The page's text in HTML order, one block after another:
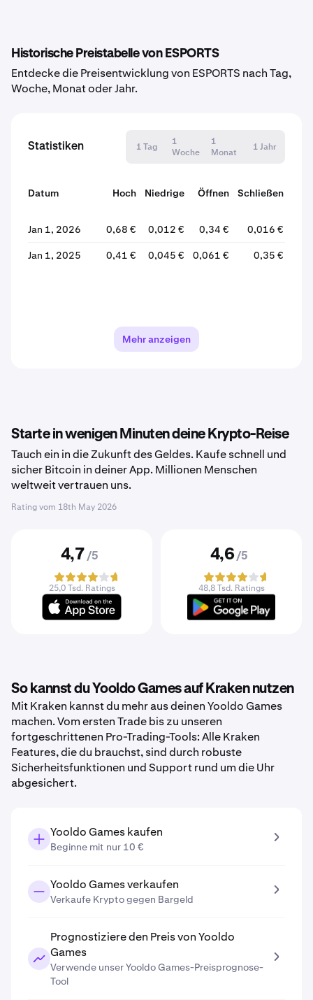
Historische Preistabelle von ESPORTS
Entdecke die Preisentwicklung von ESPORTS nach Tag,
Woche, Monat oder Jahr.
Statistiken 1 Tag
1
Woche
1
Monat
1 Jahr
Datum Hoch Niedrige Öffnen
Schließen
Jan 1, 2026
0,68 € 0,012 € 0,34 € 0,016 €
Jan 1, 2025 0,41 € 0,045 € 0,061 € 0,35 €
Mehr anzeigen
Starte in wenigen Minuten deine Krypto-Reise
Tauch ein in die Zukunft des Geldes. Kaufe schnell und
sicher Bitcoin in deiner App. Millionen Menschen
weltweit vertrauen uns.
Rating vom 18th May 2026
4,7 /5
25,0 Tsd. Ratings
4,6 /5
48,8 Tsd. Ratings
So kannst du Yooldo Games auf Kraken nutzen
Mit Kraken kannst du mehr aus deinen Yooldo Games
machen. Vom ersten Trade bis zu unseren
fortgeschrittenen Pro-Trading-Tools: Alle Kraken
Features, die du brauchst, sind durch robuste
Sicherheitsfunktionen und Support rund um die Uhr
abgesichert.
Yooldo Games kaufen
Beginne mit nur 10 €
Yooldo Games verkaufen
Verkaufe Krypto gegen Bargeld
Prognostiziere den Preis von Yooldo
Games
Verwende unser Yooldo Games-Preisprognose-
Tool